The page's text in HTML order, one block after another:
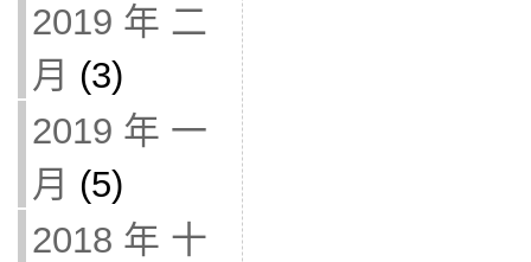
2019 年 二
月 (3)
2019 年 一
月 (5)
2018 年 十